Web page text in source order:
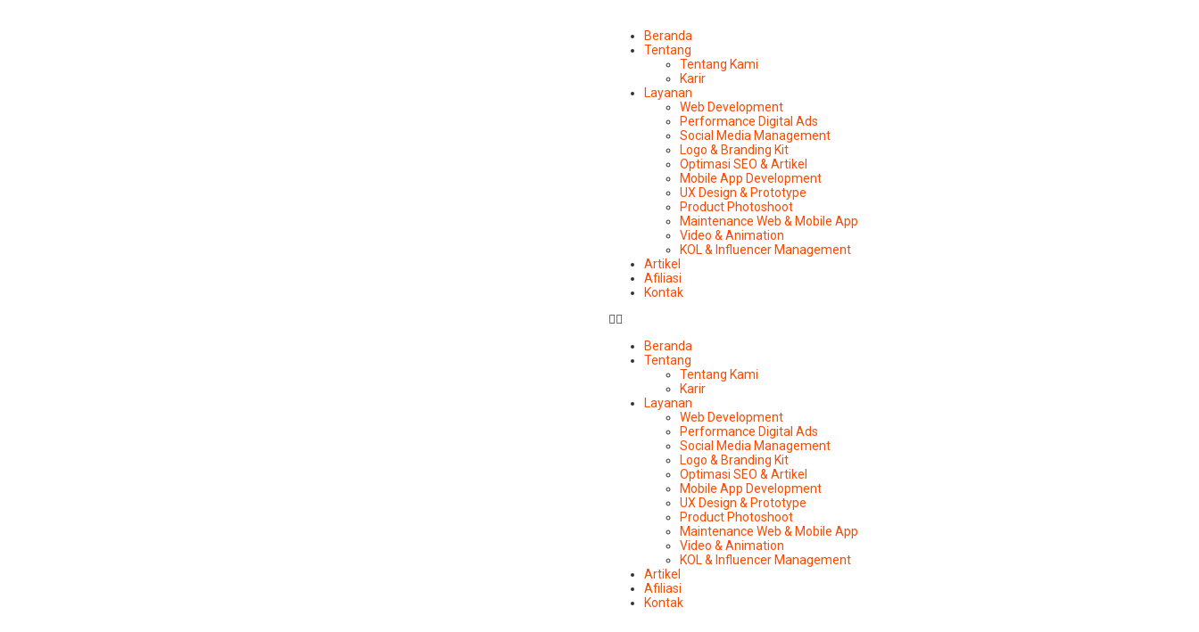
Beranda
Tentang
Tentang Kami
Karir
Layanan
Web Development
Performance Digital Ads
Social Media Management
Logo & Branding Kit
Optimasi SEO & Artikel
Mobile App Development
UX Design & Prototype
Product Photoshoot
Maintenance Web & Mobile App
Video & Animation
KOL & Influencer Management
Artikel
Afiliasi
Kontak
Beranda
Tentang
Tentang Kami
Karir
Layanan
Web Development
Performance Digital Ads
Social Media Management
Logo & Branding Kit
Optimasi SEO & Artikel
Mobile App Development
UX Design & Prototype
Product Photoshoot
Maintenance Web & Mobile App
Video & Animation
KOL & Influencer Management
Artikel
Afiliasi
Kontak